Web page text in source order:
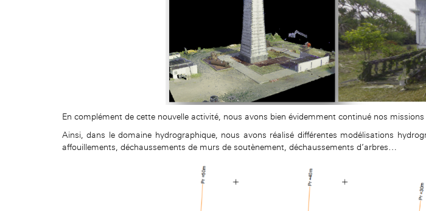
En complément de cette nouvelle activité, nous avons bien évidemment continué nos
Ainsi, dans le domaine hydrographique, nous avons réalisé différentes modélisations
affouillements, déchaussements de murs de soutènement, déchaussements d’arbres…